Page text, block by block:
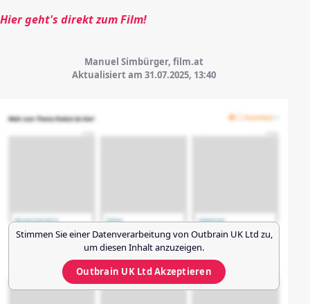
Hier geht's direkt zum Film!
Manuel Simbürger, film.at
Aktualisiert am 31.07.2025, 13:40
Stimmen Sie einer Datenverarbeitung von Outbrain UK Ltd zu,
um diesen Inhalt anzuzeigen.
Outbrain UK LtdAkzeptieren